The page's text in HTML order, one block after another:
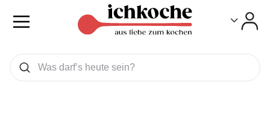
Was wollen Sie suchen
Suchen